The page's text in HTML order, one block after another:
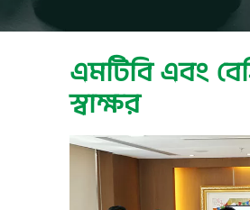
এমটিবি এবং
স্বাক্ষর